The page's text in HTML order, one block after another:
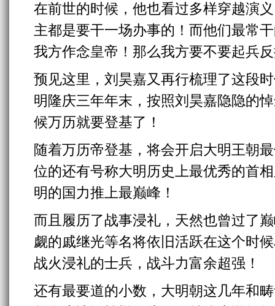
在前世的时候，他也看过多样穿越演
主都是要干一场办事的！而他们最常
我方作念皇帝！那么我方要不要起兵
预见这里，刘昊嘉又再行梳理了这段
明隆庆三年年末，按照刘昊嘉隐隐的
候万历就要登基了！
随着万历帝登基，将会开启大明王朝
位的还有号称大明历史上最优秀的首
明的国力推上最巅峰！
而且履历了战事浸礼，天然也曾过了
觑的戚继光等名将依旧活跃在这个时
战火浸礼的士兵，战斗力富余超强！
还有最要道的小数，大明朝这几年和